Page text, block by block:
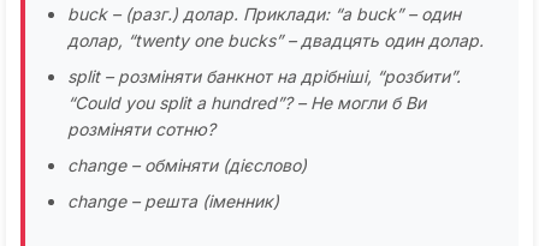
buck – (разг.) долар. Приклади: “a buck” – один
долар, “twenty one bucks” – двадцять один долар.
split – розміняти банкнот на дрібніші, “розбити”.
“Could you split a hundred”? – Не могли б Ви
розміняти сотню?
change – обміняти (дієслово)
change – решта (іменник)